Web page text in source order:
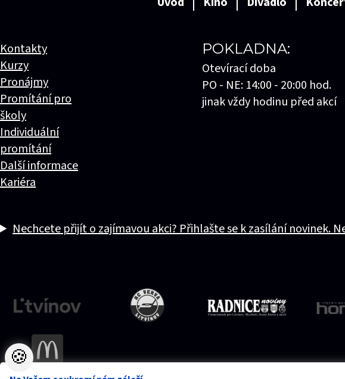
Kontakty
Kurzy
Pronájmy
Promítání pro
školy
Individuální
promítání
Další informace
Kariéra
POKLADNA:
Otevírací doba
PO - NE: 14:00 - 20:00 hod.
jinak vždy hodinu před akcí
Nechcete přijít o zajímavou akci? Přihlašte se k zasílání novinek.
🍪